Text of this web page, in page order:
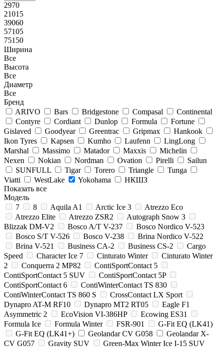
2970
21015
39060
57105
75150
Ширина
Все
Высота
Все
Диаметр
Все
Бренд
ARIVO
Bars Bridgestone Compasal
Continental
Contyre
Cordiant Dunlop Formula
Fortune
Gislaved
Goodyear Greentrac Gripmax
Hankook
Ikon Tyres
Kapsen Kumho Laufenn
LingLong
Marshal
Massimo Matador Maxxis
Michelin
Nexen
Nokian Nordman Ovation Pirelli
Sailun
SUNFULL
Tigar Torero Triangle
Tunga
Viatti
WestLake Yokohama
НКШЗ
Показать все
Модель
7
8 Aquila A1 Arctic Ice 3
Atrezzo Eco
Atrezzo Elite
Atrezzo ZSR2
Autograph Snow 3
Blizzak DM-V2
Bosco A/T V-237
Bosco Nordico V-523
Bosco S/T V-526
Bosco V-238
Brina Nordico V-522
Brina V-521
Business CA-2 Business CS-2
Cargo
Speed
Character Ice 7 Cinturato Winter
Cinturato Winter
2
Conquerra 2 MP82
ContiSportContact 5
ContiSportContact 5 SUV
ContiSportContact 5P
ContiSportContact 6
ContiWinterContact TS 830
ContiWinterContact TS 860 S
CrossContact LX Sport
Dynapro AT-M RF10
Dynapro MT2 RT05
Eagle F1
Asymmetric 2
EcoVision VI-386HP
Ecowing ES31
Formula Ice
Formula Winter FSR-901
G-Fit EQ (LK41)
G-Fit EQ (LK41+)
Geolandar CV G058
Geolandar X-
CV G057
Gravity SUV
Green-Max Winter Ice I-15 SUV